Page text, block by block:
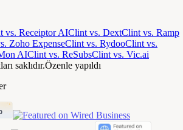
vs. Receiptor AIClint vs. DextClint vs. Ramp
Zoho ExpenseClint vs. RydooClint vs.
AIClint vs. ReSubsClint vs. Vic.ai
saklıdır.Özenle yapıldı